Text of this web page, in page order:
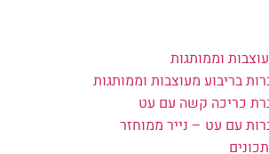
וממותגות
בריבוע מעוצבות וממותגות
כריכה קשה עם עט
עם עט – נייר ממוחזר